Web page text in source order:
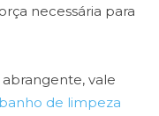
necessária para
vale
de limpeza